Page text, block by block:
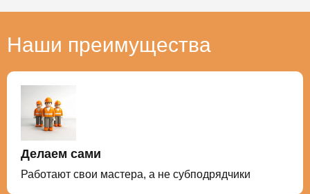
Наши преимущества
Делаем сами
Работают свои мастера, а не субподрядчики